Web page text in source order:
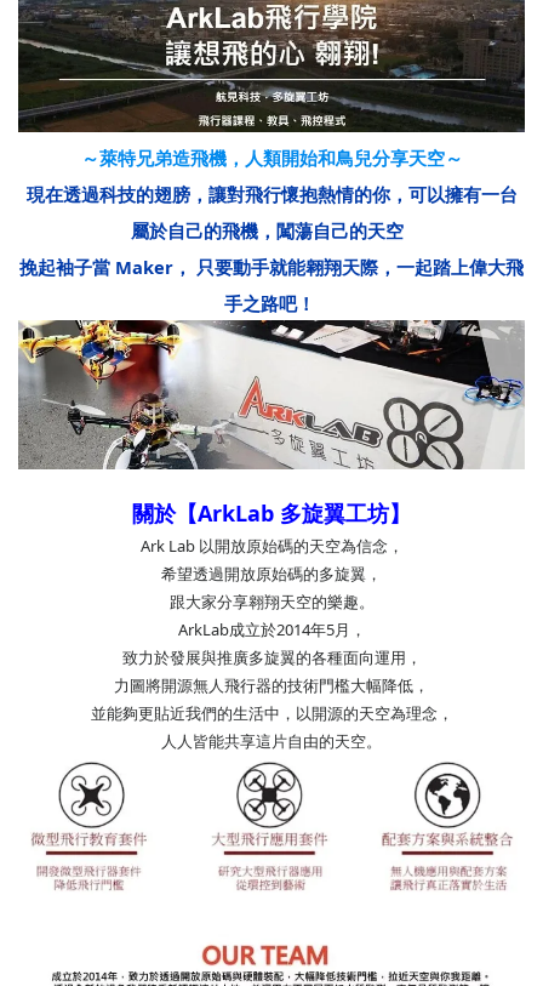
～萊特兄弟造飛機，人類開始和鳥兒分享天空～
現在透過科技的翅膀，讓對飛行懷抱熱情的你， 可以擁有一台
屬於自己的飛機，闖蕩自己的天空
挽起袖子當 Maker， 只要動手就能翱翔天際，一起踏上偉大飛
手之路吧！
關於【ArkLab 多旋翼工坊】
Ark Lab 以開放原始碼的天空為信念，
希望透過開放原始碼的多旋翼，
跟大家分享翱翔天空的樂趣。
ArkLab成立於2014年5月，
致力於發展與推廣多旋翼的各種面向運用，
力圖將開源無人飛行器的技術門檻大幅降低，
並能夠更貼近我們的生活中， 以開源的天空為理念，
人人皆能共享這片自由的天空。